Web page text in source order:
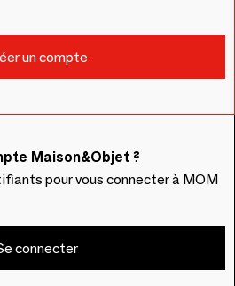
Maison&Objet ?
pour vous connecter à MOM
connecter